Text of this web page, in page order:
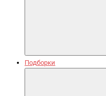
Подборки